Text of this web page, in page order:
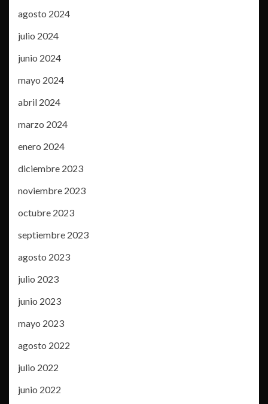
agosto 2024
julio 2024
junio 2024
mayo 2024
abril 2024
marzo 2024
enero 2024
diciembre 2023
noviembre 2023
octubre 2023
septiembre 2023
agosto 2023
julio 2023
junio 2023
mayo 2023
agosto 2022
julio 2022
junio 2022